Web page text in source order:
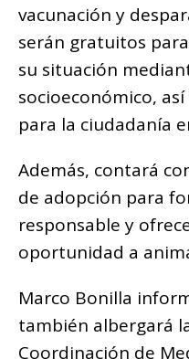
vacunación y
serán gratuitos
su situación
socioeconómico,
para la ciudadanía
Además, contará
de adopción para
responsable y
oportunidad a
Marco Bonilla
también albergará
Coordinación de